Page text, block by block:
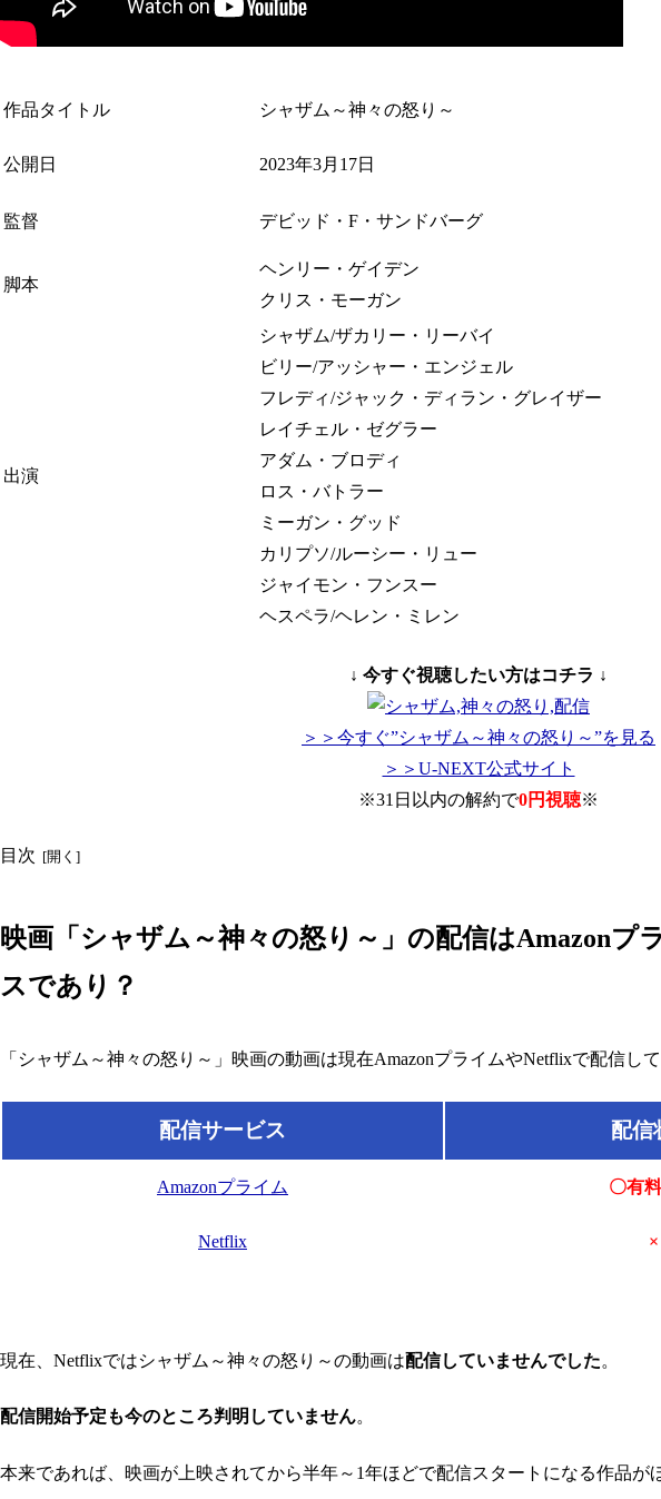
作品タイトル シャザム～神々の怒り～
公開日 2023年3月17日
監督 デビッド・F・サンドバーグ
脚本
ヘンリー・ゲイデン
クリス・モーガン
出演
シャザム/ザカリー・リーバイ
ビリー/アッシャー・エンジェル
フレディ/ジャック・ディラン・グレイザー
レイチェル・ゼグラー
アダム・ブロディ
ロス・バトラー
ミーガン・グッド
カリプソ/ルーシー・リュー
ジャイモン・フンスー
ヘスペラ/ヘレン・ミレン
↓ 今すぐ視聴したい方はコチラ ↓
＞＞今すぐ”シャザム～神々の怒り～”を見る
＞＞U-NEXT公式サイト
※31日以内の解約で0円視聴※
目次
映画「シャザム～神々の怒り～」の配信はAmazonプ
スであり？
「シャザム～神々の怒り～」映画の動画は現在AmazonプライムやNetflixで配信し
配信サービス 配信
Amazonプライム 〇有
Netflix ×
現在、Netflixではシャザム～神々の怒り～の動画は配信していませんでした。
配信開始予定も今のところ判明していません。
本来であれば、映画が上映されてから半年～1年ほどで配信スタートになる作品が